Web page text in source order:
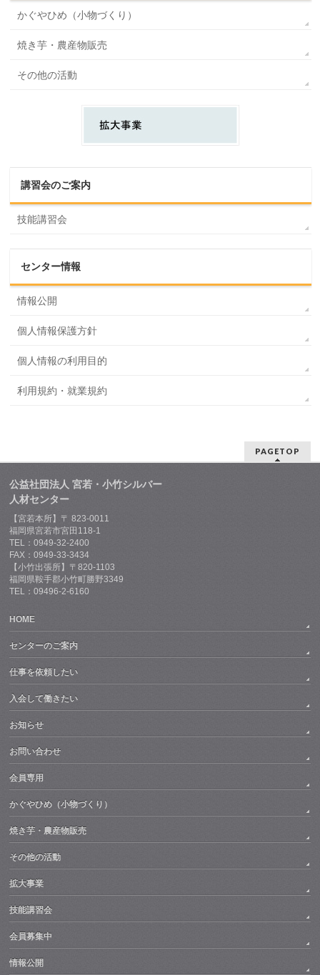
かぐやひめ（小物づくり）
焼き芋・農産物販売
その他の活動
講習会のご案内
技能講習会
センター情報
情報公開
個人情報保護方針
個人情報の利用目的
利用規約・就業規約
PAGETOP
公益社団法人 宮若・小竹シルバー
人材センター
【宮若本所】〒 823-0011
福岡県宮若市宮田118-1
TEL：0949-32-2400
FAX：0949-33-3434
【小竹出張所】〒820-1103
福岡県鞍手郡小竹町勝野3349
TEL：09496-2-6160
HOME
センターのご案内
仕事を依頼したい
入会して働きたい
お知らせ
お問い合わせ
会員専用
かぐやひめ（小物づくり）
焼き芋・農産物販売
その他の活動
拡大事業
技能講習会
会員募集中
情報公開